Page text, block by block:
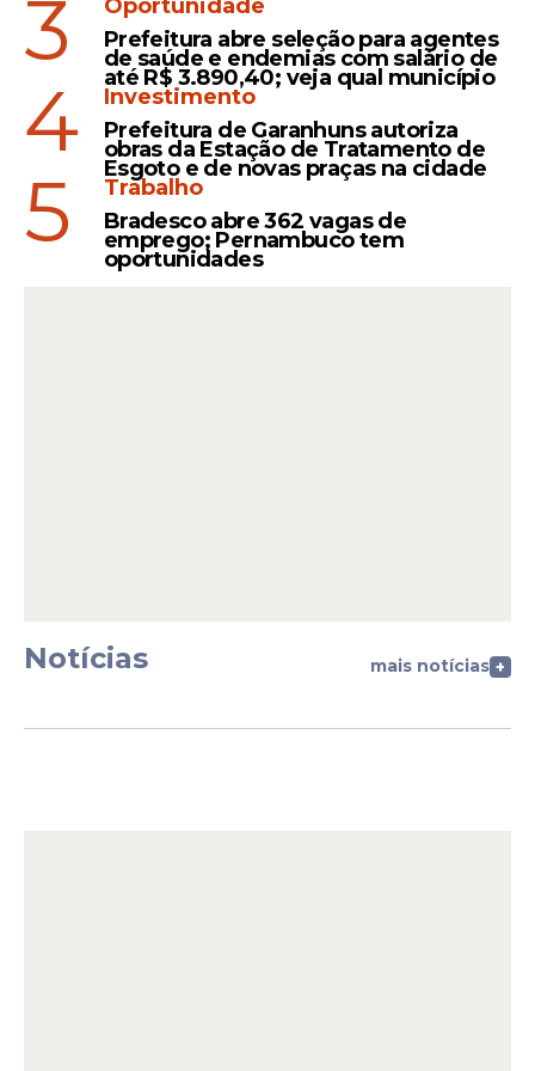
3
Oportunidade
Prefeitura abre seleção para agentes
de saúde e endemias com salário de
até R$ 3.890,40; veja qual município
4
Investimento
Prefeitura de Garanhuns autoriza
obras da Estação de Tratamento de
Esgoto e de novas praças na cidade
5
Trabalho
Bradesco abre 362 vagas de
emprego; Pernambuco tem
oportunidades
Notícias mais notícias +